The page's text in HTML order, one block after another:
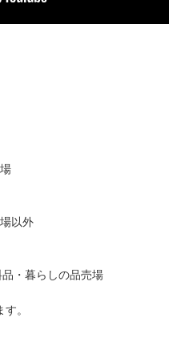
以外
・暮らしの品売場
。